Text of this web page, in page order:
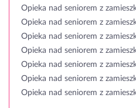
Opieka nad seniorem z
Opieka nad seniorem z
Opieka nad seniorem z
Opieka nad seniorem z
Opieka nad seniorem z
Opieka nad seniorem z
Opieka nad seniorem z